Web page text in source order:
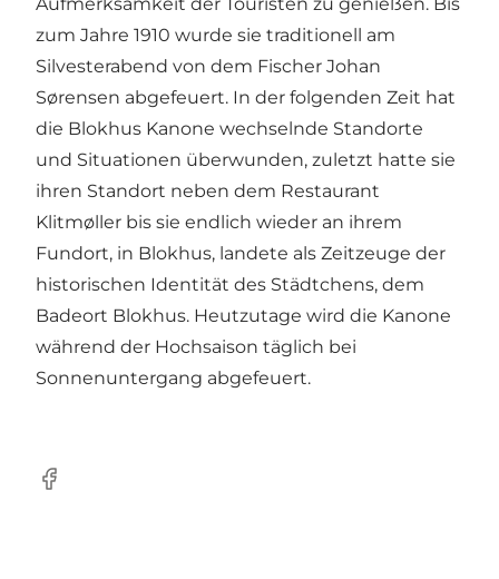
zum Jahre 1910 wurde sie traditionell am
Silvesterabend von dem Fischer Johan
Sørensen abgefeuert. In der folgenden Zeit hat
die Blokhus Kanone wechselnde Standorte
und Situationen überwunden, zuletzt hatte sie
ihren Standort neben dem Restaurant
Klitmøller bis sie endlich wieder an ihrem
Fundort, in Blokhus, landete als Zeitzeuge der
historischen Identität des Städtchens, dem
Badeort Blokhus. Heutzutage wird die Kanone
während der Hochsaison täglich bei
Sonnenuntergang abgefeuert.
Facebook